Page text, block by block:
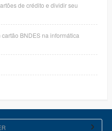
de crédito e dividir seu
BNDES na informática